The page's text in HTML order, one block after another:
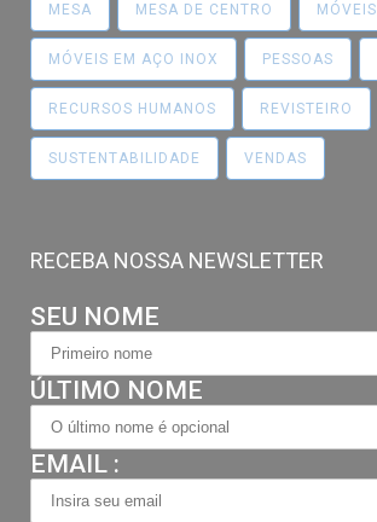
MESA MESA DE CENTRO MÓVEIS
MÓVEIS EM AÇO INOX PESSOAS
RECURSOS HUMANOS REVISTEIRO
SUSTENTABILIDADE VENDAS
RECEBA NOSSA NEWSLETTER
SEU NOME
ÚLTIMO NOME
EMAIL :